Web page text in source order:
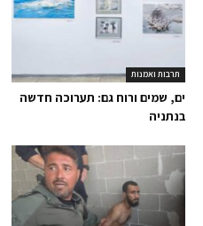
תרבות ואמנות
ים, שמים ורוח גם: תערוכה חדשה
בנתניה